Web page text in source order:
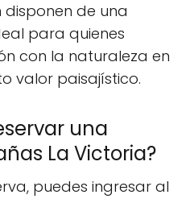
de una
para quienes
con la naturaleza en
valor paisajístico.
una
La Victoria?
puedes ingresar al